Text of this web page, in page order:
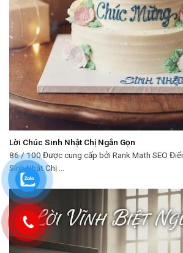
Lời Chúc Sinh Nhật Chị Ngắn Gọn
86 / 100 Được cung cấp bởi Rank Math SEO
Sinh Nhật Chị ...